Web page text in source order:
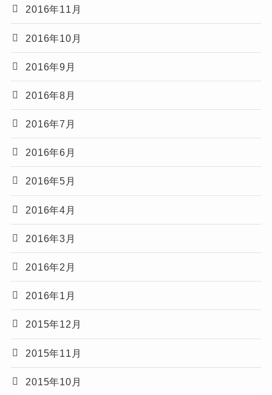
2016年11月
2016年10月
2016年9月
2016年8月
2016年7月
2016年6月
2016年5月
2016年4月
2016年3月
2016年2月
2016年1月
2015年12月
2015年11月
2015年10月